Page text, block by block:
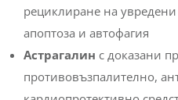
рециклиране на
апоптоза и автофагия
Астрагалин с доказани
противовъзпалително,